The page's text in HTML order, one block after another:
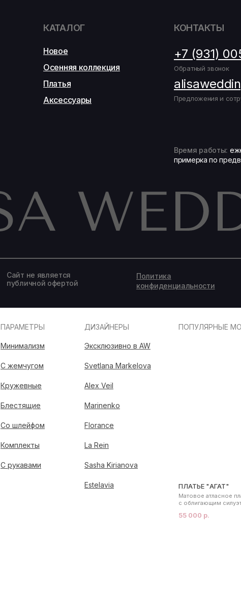
Сайт не является
публичной офертой
Политика
конфиденциальности
Новое
КОНТАКТЫ
Осенняя коллекция
+7 (931)
Платья
Предложения и
Аксессуары
Обратный звонок
Время работы:
примерка по
КАТАЛОГ
ПЛАТЬЕ "АГАТ"
55 000 р.
Матовое атласное
с облигающим
ПОПУЛЯРНЫЕ
Минимализм
С жемчугом
Кружевные
Блестящие
Со шлейфом
Комплекты
С рукавами
ПАРАМЕТРЫ ДИЗАЙНЕРЫ
Эксклюзивно в AW
Svetlana Markelova
Alex Veil
Marinenko
Florance
La Rein
Sasha Kirianova
Estelavia